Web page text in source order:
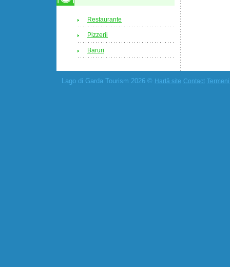
Restaurante
Pizzerii
Baruri
Lago di Garda Tourism 2026 © Hartă site Contact